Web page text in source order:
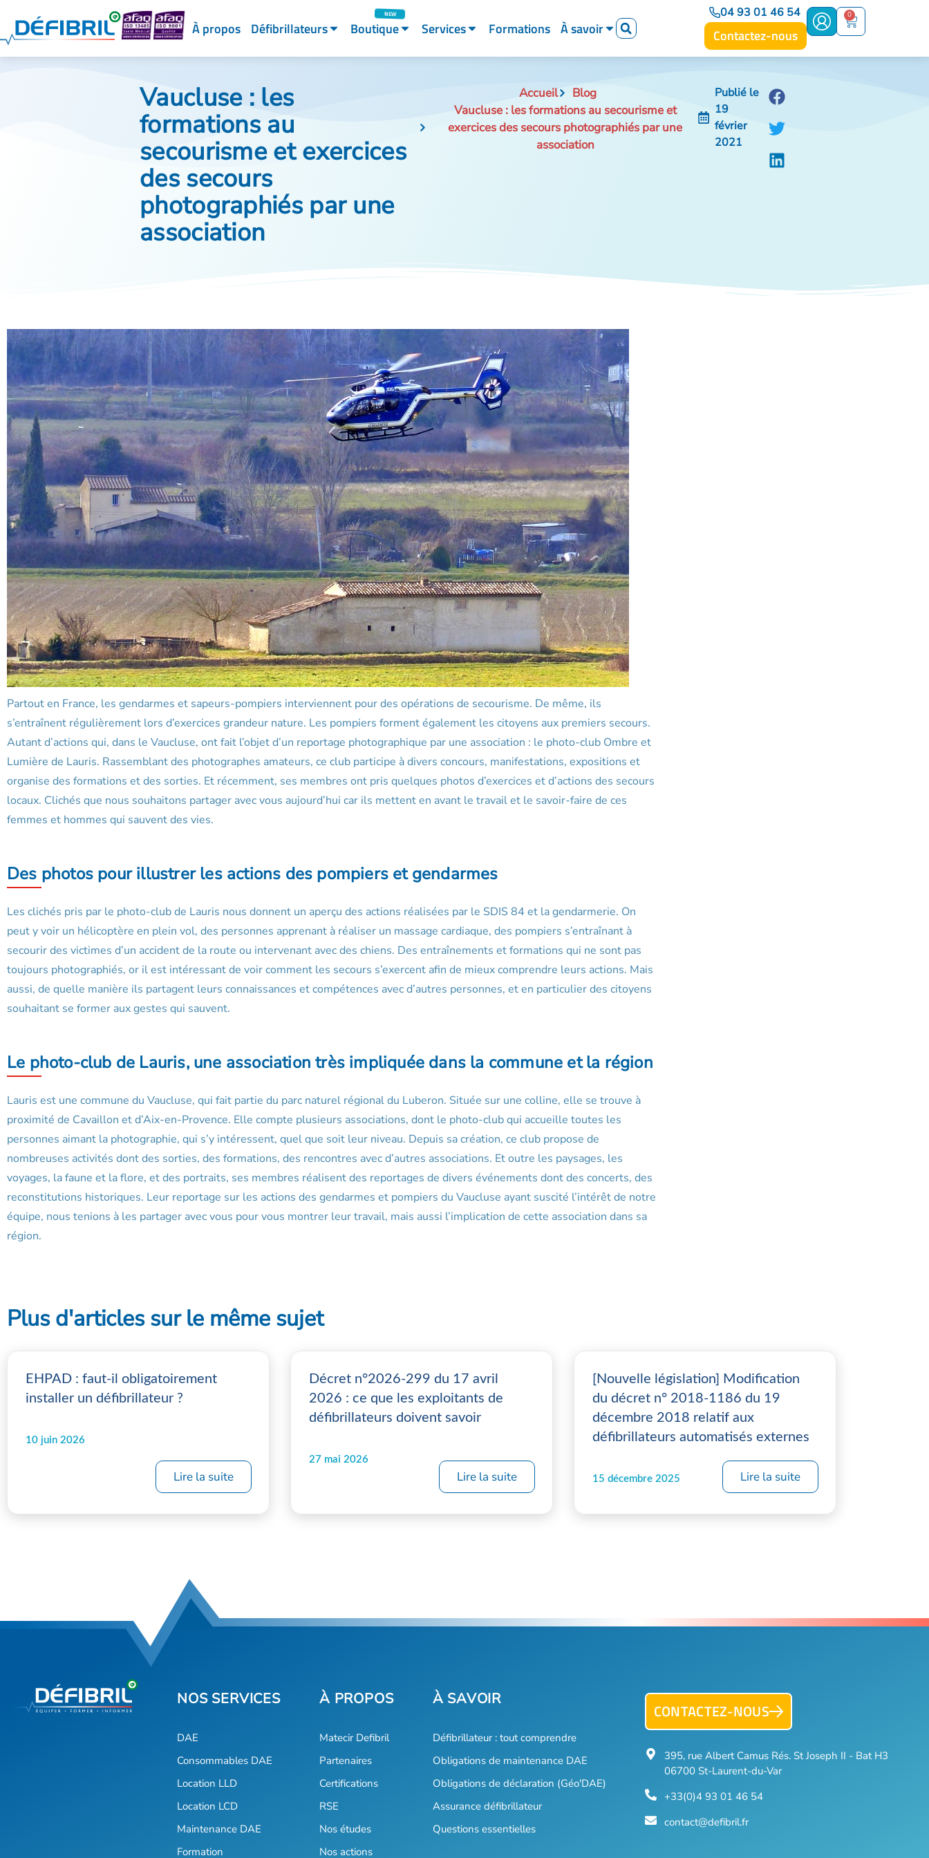
À propos Défibrillateurs Boutique Services Formations À savoir
04 93 01 46 54
Contactez-nous
0
Vaucluse : les
formations au
secourisme et exercices
des secours
photographiés par une
association
Accueil
Blog
Vaucluse : les formations au secourisme et
exercices des secours photographiés par une
association
Publié le
19
février
2021
Partout en France, les gendarmes et sapeurs-pompiers interviennent pour des opérations de secourisme. De même, ils
s’entraînent régulièrement lors d’exercices grandeur nature. Les pompiers forment également les citoyens aux premiers secours.
Autant d’actions qui, dans le Vaucluse, ont fait l’objet d’un reportage photographique par une association : le photo-club Ombre et
Lumière de Lauris. Rassemblant des photographes amateurs, ce club participe à divers concours, manifestations, expositions et
organise des formations et des sorties. Et récemment, ses membres ont pris quelques photos d’exercices et d’actions des secours
locaux. Clichés que nous souhaitons partager avec vous aujourd’hui car ils mettent en avant le travail et le savoir-faire de ces
femmes et hommes qui sauvent des vies.
Des photos pour illustrer les actions des pompiers et gendarmes
Les clichés pris par le photo-club de Lauris nous donnent un aperçu des actions réalisées par le SDIS 84 et la gendarmerie. On
peut y voir un hélicoptère en plein vol, des personnes apprenant à réaliser un massage cardiaque, des pompiers s’entraînant à
secourir des victimes d’un accident de la route ou intervenant avec des chiens. Des entraînements et formations qui ne sont pas
toujours photographiés, or il est intéressant de voir comment les secours s’exercent afin de mieux comprendre leurs actions. Mais
aussi, de quelle manière ils partagent leurs connaissances et compétences avec d’autres personnes, et en particulier des citoyens
souhaitant se former aux gestes qui sauvent.
Le photo-club de Lauris, une association très impliquée dans la commune et la région
Lauris est une commune du Vaucluse, qui fait partie du parc naturel régional du Luberon. Située sur une colline, elle se trouve à
proximité de Cavaillon et d’Aix-en-Provence. Elle compte plusieurs associations, dont le photo-club qui accueille toutes les
personnes aimant la photographie, qui s’y intéressent, quel que soit leur niveau. Depuis sa création, ce club propose de
nombreuses activités dont des sorties, des formations, des rencontres avec d’autres associations. Et outre les paysages, les
voyages, la faune et la flore, et des portraits, ses membres réalisent des reportages de divers événements dont des concerts, des
reconstitutions historiques. Leur reportage sur les actions des gendarmes et pompiers du Vaucluse ayant suscité l’intérêt de notre
équipe, nous tenions à les partager avec vous pour vous montrer leur travail, mais aussi l’implication de cette association dans sa
région.
Plus d'articles sur le même sujet
EHPAD : faut-il obligatoirement
installer un défibrillateur ?
10 juin 2026
Lire la suite
Décret n°2026-299 du 17 avril
2026 : ce que les exploitants de
défibrillateurs doivent savoir
27 mai 2026
Lire la suite
[Nouvelle législation] Modification
du décret n° 2018-1186 du 19
décembre 2018 relatif aux
défibrillateurs automatisés externes
15 décembre 2025 Lire la suite
DAE
Consommables DAE
Location LLD
Location LCD
Maintenance DAE
Formation
Matecir Defibril
Partenaires
Certifications
RSE
Nos études
Nos actions
Défibrillateur : tout comprendre
Obligations de maintenance DAE
Obligations de déclaration (Géo'DAE)
Assurance défibrillateur
Questions essentielles
CONTACTEZ-NOUS
395, rue Albert Camus Rés. St Joseph II - Bat H3
06700 St-Laurent-du-Var
+33(0)4 93 01 46 54
contact@defibril.fr